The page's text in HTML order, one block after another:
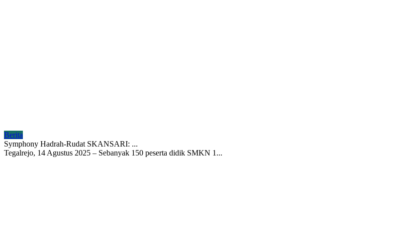
Berita
Symphony Hadrah-Rudat SKANSARI: ...
Tegalrejo, 14 Agustus 2025 – Sebanyak 150 peserta didik SMKN 1...